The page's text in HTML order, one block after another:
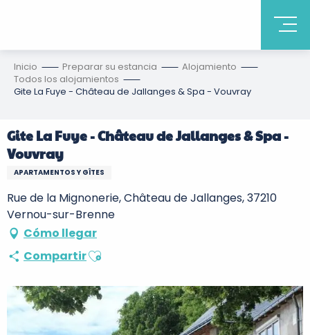
Inicio Preparar su estancia
Alojamiento
Todos los alojamientos
Gite La Fuye - Château de Jallanges & Spa - Vouvray
Gite La Fuye - Château de Jallanges & Spa -
Vouvray
APARTAMENTOS Y GÎTES
Rue de la Mignonerie, Château de Jallanges, 37210
Vernou-sur-Brenne
Cómo llegar
CompartirAjouter aux favoris